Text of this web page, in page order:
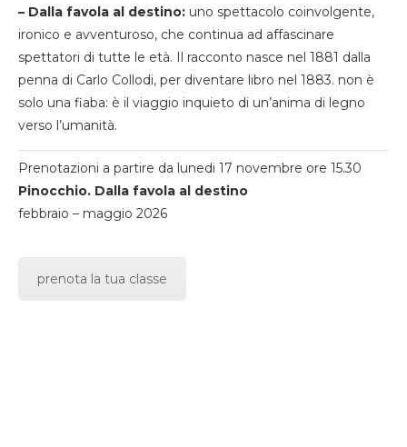
– Dalla favola al destino: uno spettacolo coinvolgente,
ironico e avventuroso, che continua ad affascinare
spettatori di tutte le età. Il racconto nasce nel 1881 dalla
penna di Carlo Collodi, per diventare libro nel 1883. non è
solo una fiaba: è il viaggio inquieto di un’anima di legno
verso l’umanità.
Prenotazioni a partire da lunedi 17 novembre ore 15.30
Pinocchio. Dalla favola al destino
febbraio – maggio 2026
prenota la tua classe